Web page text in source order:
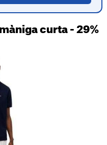
curta - 29%